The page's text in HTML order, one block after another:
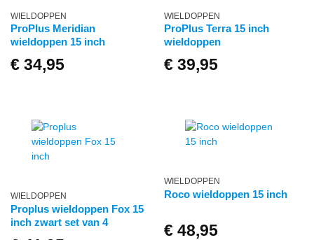
WIELDOPPEN
ProPlus Meridian
wieldoppen 15 inch
€34,95
WIELDOPPEN
ProPlus Terra 15 inch
wieldoppen
€39,95
WIELDOPPEN
Proplus wieldoppen Fox 15
inch zwart set van 4
WIELDOPPEN
Roco wieldoppen 15 inch
€48,95